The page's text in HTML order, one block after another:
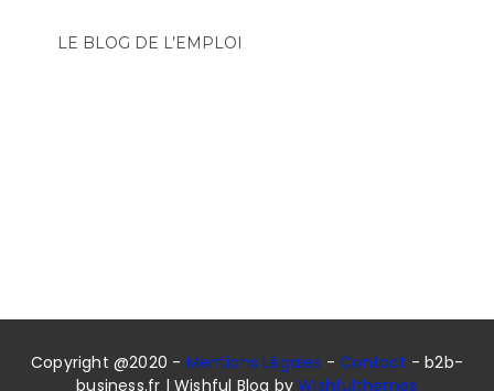
LE BLOG DE L’EMPLOI
Copyright @2020 - Mentions Légales -Contact - b2b-
business.fr | Wishful Blog byWishfulthemes